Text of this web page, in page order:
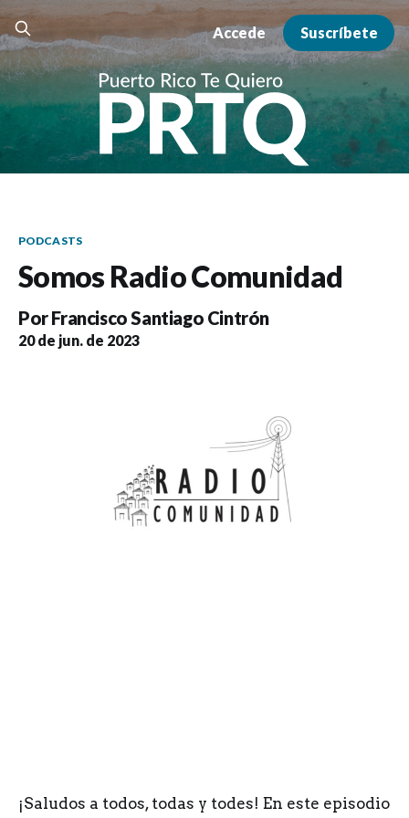
Accede Suscríbete
PODCASTS
Somos Radio Comunidad
PorFrancisco Santiago Cintrón
20 de jun. de 2023
¡Saludos a todos, todas y todes! En este episodio